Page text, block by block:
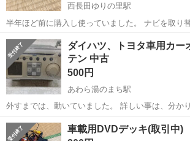
西長田ゆりの里駅
半年ほど前に購入し使っていました。 ナビを取り
たため出品します。 取り外す前までは問題なく使用できておりました
が動作保証はしておりませんのでご了承ください。 画像に写ってい
ものがすべてとなります。 ...
福井 坂井市 西長田ゆりの里駅 カーオ
ダイハツ、トヨタ車用カーオー
テン 中古
500円
あわら湯のまち駅
外すまでは、動いていました。 詳しい事は、分か
て頂ける方限定です。
福井 あわら市 あわら湯のまち駅 カー
車載用DVDデッキ(取引中)